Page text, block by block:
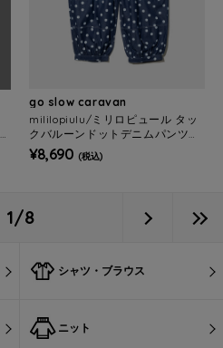
go slow caravan
mililopiulu/ミリロピュール タッ
クバルーンドットデニムパンツ
(WOMENS)
¥8,690 (税込)
1/8
シャツ・ブラウス
ニット